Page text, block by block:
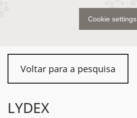
Voltar para a pesquisa
LYDEX
Cookie settings